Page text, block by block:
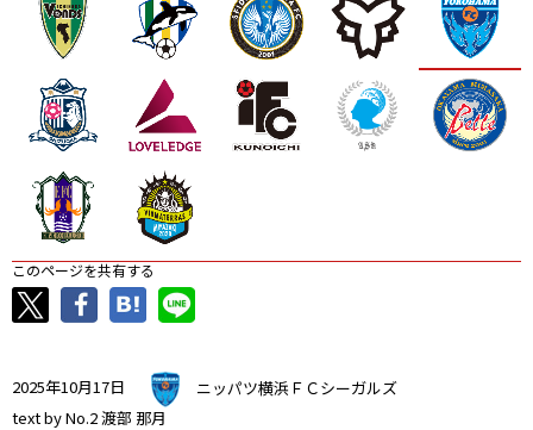
このページを共有する
2025年10月17日
ニッパツ横浜ＦＣシーガルズ
text by No.2 渡部 那月